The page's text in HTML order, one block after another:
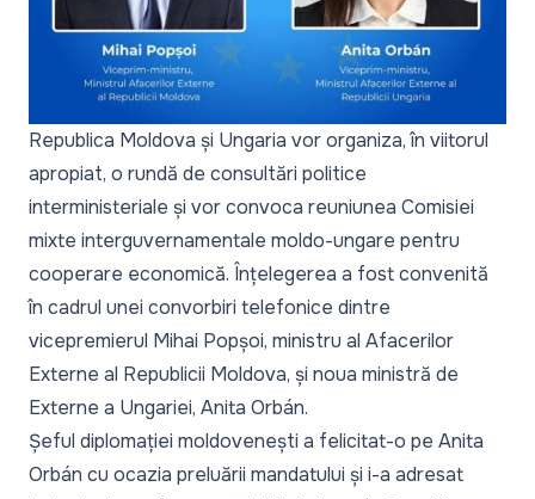
Republica Moldova și Ungaria vor organiza, în viitorul
apropiat, o rundă de consultări politice
interministeriale și vor convoca reuniunea Comisiei
mixte interguvernamentale moldo-ungare pentru
cooperare economică. Înțelegerea a fost convenită
în cadrul unei convorbiri telefonice dintre
vicepremierul Mihai Popșoi, ministru al Afacerilor
Externe al Republicii Moldova, și noua ministră de
Externe a Ungariei, Anita Orbán.
Șeful diplomației moldovenești a felicitat-o pe Anita
Orbán cu ocazia preluării mandatului și i-a adresat